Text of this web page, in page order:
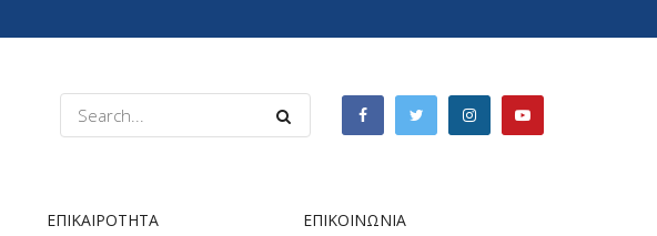
ΕΠΙΚΑΙΡΟΤΗΤΑ ΕΠΙΚΟΙΝΩΝΙΑ